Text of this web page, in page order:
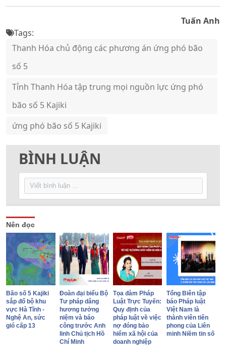
Tuấn Anh
Tags:
Thanh Hóa chủ động các phương án ứng phó bão
số 5
Tỉnh Thanh Hóa tập trung mọi nguồn lực ứng phó
bão số 5 Kajiki
ứng phó bão số 5 Kajiki
BÌNH LUẬN
Nên đọc
Bão số 5 Kajiki
sắp đổ bộ khu
vực Hà Tĩnh -
Nghệ An, sức
gió cấp 13
Đoàn đại biểu Bộ
Tư pháp dâng
hương tưởng
niệm và báo
công trước Anh
linh Chủ tịch Hồ
Chí Minh
Tọa đàm Pháp
Luật Trực Tuyến:
Quy định của
pháp luật về việc
nợ đóng bảo
hiểm xã hội của
doanh nghiệp
Tổng Biên tập
báo Pháp luật
Việt Nam là
thành viên tiên
phong của Liên
minh Niềm tin số